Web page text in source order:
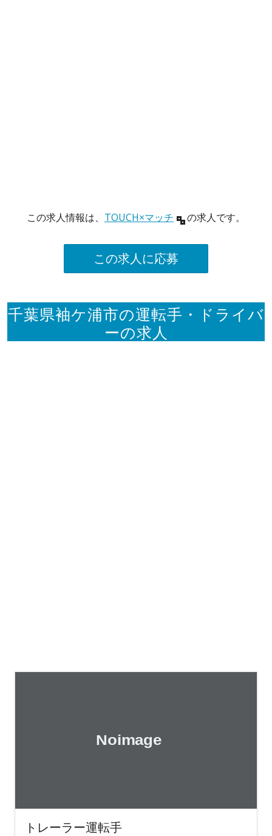
この求人情報は、 TOUCH×マッチ の求人です。
この求人に応募
千葉県袖ケ浦市の運転手・ドライバ
ーの求人
トレーラー運転手